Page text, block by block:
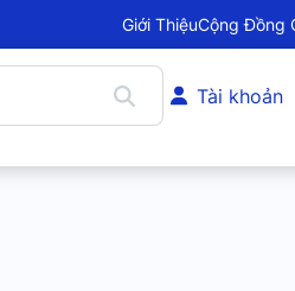
Giới ThiệuCộng Đồng
Tài khoản